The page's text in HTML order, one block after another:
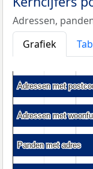
Adressen,
Grafiek
Adressen met
Adressen met
Adressen met
Adressen met
Panden met adres
Panden met adres